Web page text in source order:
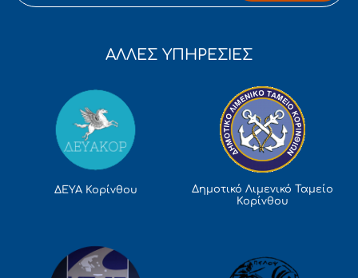
ΑΛΛΕΣ ΥΠΗΡΕΣΙΕΣ
ΔΕΥΑ Κορίνθου
Δημοτικό Λιμενικό Ταμείο
Κορίνθου